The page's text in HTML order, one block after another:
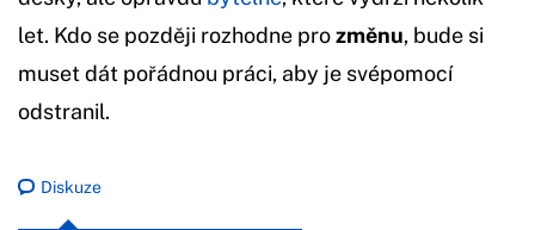
let. Kdo se později rozhodne prozměnu, bude si
muset dát pořádnou práci, aby je svépomocí
odstranil.
Diskuze